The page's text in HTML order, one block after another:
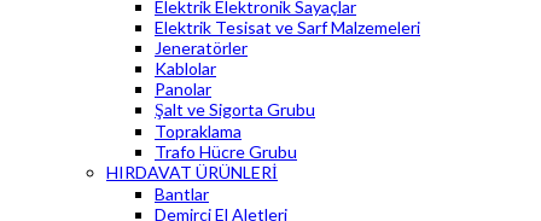
Elektrik Elektronik Sayaçlar
Elektrik Tesisat ve Sarf Malzemeleri
Jeneratörler
Kablolar
Panolar
Şalt ve Sigorta Grubu
Topraklama
Trafo Hücre Grubu
HIRDAVAT ÜRÜNLERİ
Bantlar
Demirci El Aletleri